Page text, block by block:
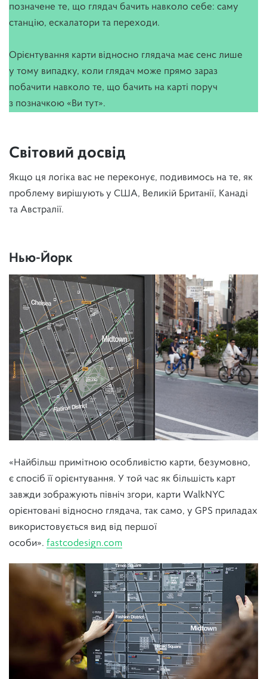
позначене те, що глядач бачить навколо себе: саму
станцію, ескалатори та переходи.
Орієнтування карти відносно глядача має сенс лише
у тому випадку, коли глядач може прямо зараз
побачити навколо те, що бачить на карті поруч
з позначкою «Ви тут».
Світовий досвід
Якщо ця логіка вас не переконує, подивимось на те, як
проблему вирішують у США, Великій Британії, Канаді
та Австралії.
Нью-Йорк
«Найбільш примітною особливістю карти, безумовно,
є спосіб її орієнтування. У той час як більшість карт
завжди зображують північ згори, карти WalkNYC
орієнтовані відносно глядача, так само, у GPS приладах
використовується вид від першої
особи». fastcodesign.com